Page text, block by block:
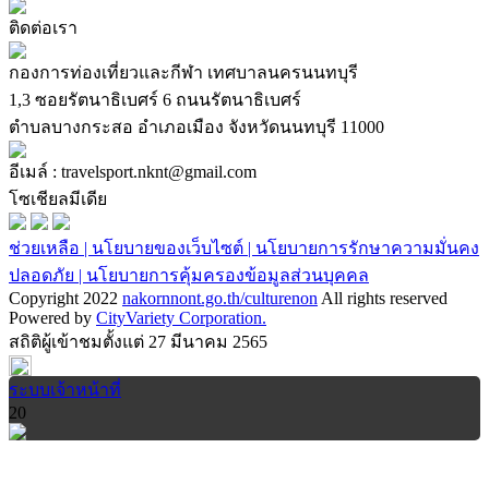
ติดต่อเรา
กองการท่องเที่ยวและกีฬา เทศบาลนครนนทบุรี
1,3 ซอยรัตนาธิเบศร์ 6 ถนนรัตนาธิเบศร์
ตำบลบางกระสอ อำเภอเมือง จังหวัดนนทบุรี 11000
อีเมล์ : travelsport.nknt@gmail.com
โซเชียลมีเดีย
ช่วยเหลือ | นโยบายของเว็บไซต์ | นโยบายการรักษาความมั่นคง
ปลอดภัย | นโยบายการคุ้มครองข้อมูลส่วนบุคคล
Copyright 2022 nakornnont.go.th/culturenon All rights reserved
Powered by CityVariety Corporation.
สถิติผู้เข้าชมตั้งแต่ 27 มีนาคม 2565
ระบบเจ้าหน้าที่
20